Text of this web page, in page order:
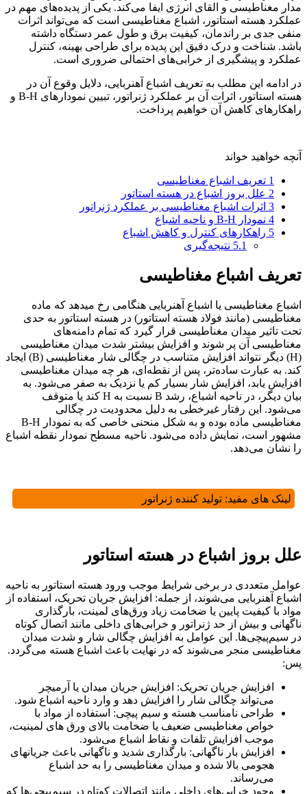
مدار مغناطیسی و القای انرژی ایفا می‌کند. یکی از پدیده‌های مهم در
عملکرد هسته استاتور، اشباع مغناطیسی است که می‌تواند اثرات
منفی جدی بر راندمان، کیفیت برق و طول عمر دستگاه داشته
باشد. شناخت و درک دقیق این پدیده برای طراحی بهینه، کنترل
عملکرد و پیشگیری از خرابی‌های احتمالی ضروری است.
در ادامه این مطلب به تعریف اشباع آهنربایی، دلایل وقوع آن در
هسته استاتور، اثرات آن بر عملکرد ژنراتور، تبیین نمودارهای B-H و
راهکارهای کاهش آن خواهیم پرداخت.
آنچه خواهید خواند
1 تعریف اشباع مغناطیسی
2 علل بروز اشباع در هسته استاتور
3 اثرات اشباع مغناطیسی بر عملکرد ژنراتور
4 نمودار B-H و ناحیه اشباع
5 راهکارهای کنترل و کاهش اشباع
5.1 نتیجه‌گیری
تعریف اشباع مغناطیسی
اشباع مغناطیسی یا اشباع آهنربایی هنگامی رخ میدهد که ماده
مغناطیسی (مانند فولاد هسته استاتور) در هسته استاتور به حدی
تحت تاثیر میدان مغناطیسی قرار گیرد که تمام دامنه‌های
مغناطیسی آن پر شوند و افزایش بیشتر شدت میدان مغناطیسی
(H) دیگر نتواند افزایش متناسب در چگالی شار مغناطیسی (B) ایجاد
کند. به عبارت ساده‌تر، پس از نقطه‌ای، هر چه میدان مغناطیسی
افزایش یابد، افزایش شار بسیار کم یا نزدیک به صفر می‌شود. به
بیان دیگر، در ناحیه اشباع، رشد B نسبت به H کند یا متوقف
می‌شود. این رفتار غیرخطی به دلیل محدودیت در چگالی
مغناطیسی ماده بوده و به شکل منحنی خاصی که به نمودار B-H
مشهور است، نمایش داده می‌شود. ناحیه مسطح نمودار نقطه اشباع
را نشان می‌دهد.
لینک های مفید: تولید کننده ژنراتور
علل بروز اشباع در هسته استاتور
عوامل متعددی در برخی شرایط موجب ورود هسته استاتور به ناحیه
اشباع آهنربایی می‌شوند، از جمله: افزایش جریان تحریک، استفاده از
مواد با کیفیت پایین یا ضخامت زیاد ورق‌های لمینت، بارگذاری
ناگهانی و بیش از حد ژنراتور و خرابی‌های داخلی مانند اتصال کوتاه
در سیم‌پیچی‌ها. این عوامل به افزایش چگالی شار و شدت میدان
مغناطیسی منجر می‌شوند که در نهایت باعث اشباع هسته می‌گردد.
پس:
افزایش جریان تحریک: افزایش جریان میدان یا آرمیچر
می‌تواند چگالی شار را افزایش دهد و وارد ناحیه اشباع شود.
طراحی نامناسب هسته و سیم پیچی: استفاده از مواد با
خواص مغناطیسی ضعیف یا ضخامت بالای ورق های لمینیت،
موجب افزایش تلفات و نقاط اشباع می‌شود.
افزایش بار ناگهانی: بارگذاری شدید و ناگهانی باعث جریانهای
هجومی بالا شده و میدان مغناطیسی را به حد اشباع
می‌رساند.
وجود خرابی‌های داخلی مانند اتصالات کوتاه در سیم‌پیچی‌ها که